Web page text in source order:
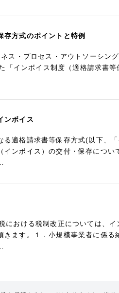
存方式のポイントと特例
ス・プロセス・アウトソーシン
インボイス制度（適格請求書
ンボイス
適格請求書等保存方式(以下、
ンボイス）の交付・保存につい
おける税制改正については、イ
ます。１．小規模事業者に係る